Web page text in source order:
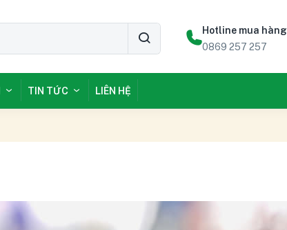
Hotline mua hàng
0869 257 257
TIN TỨC LIÊN HỆ